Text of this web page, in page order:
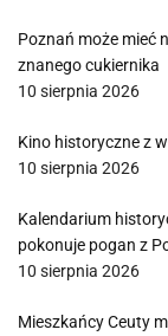
Poznań może mieć
znanego cukiernika
10 sierpnia 2026
Kino historyczne z
10 sierpnia 2026
Kalendarium
pokonuje pogan z
10 sierpnia 2026
Mieszkańcy Ceuty